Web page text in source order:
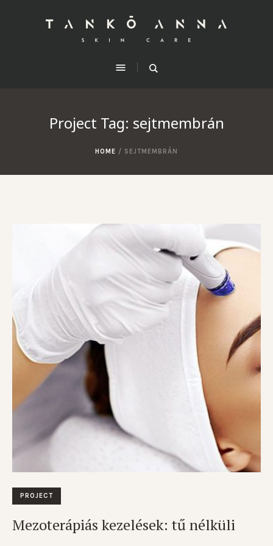
Project Tag: sejtmembrán
HOME / SEJTMEMBRÁN
PROJECT
Mezoterápiás kezelések: tű nélküli